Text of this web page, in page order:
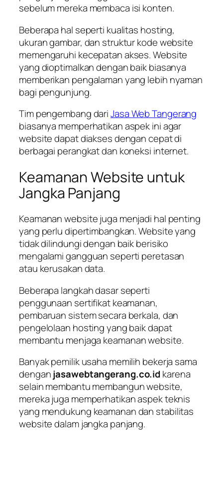
sebelum mereka membaca isi konten.
Beberapa hal seperti kualitas hosting,
ukuran gambar, dan struktur kode website
memengaruhi kecepatan akses. Website
yang dioptimalkan dengan baik biasanya
memberikan pengalaman yang lebih nyaman
bagi pengunjung.
Tim pengembang dariJasa Web Tangerang
biasanya memperhatikan aspek ini agar
website dapat diakses dengan cepat di
berbagai perangkat dan koneksi internet.
Keamanan Website untuk
Jangka Panjang
Keamanan website juga menjadi hal penting
yang perlu dipertimbangkan. Website yang
tidak dilindungi dengan baik berisiko
mengalami gangguan seperti peretasan
atau kerusakan data.
Beberapa langkah dasar seperti
penggunaan sertifikat keamanan,
pembaruan sistem secara berkala, dan
pengelolaan hosting yang baik dapat
membantu menjaga keamanan website.
Banyak pemilik usaha memilih bekerja sama
denganjasawebtangerang.co.idkarena
selain membantu membangun website,
mereka juga memperhatikan aspek teknis
yang mendukung keamanan dan stabilitas
website dalam jangka panjang.